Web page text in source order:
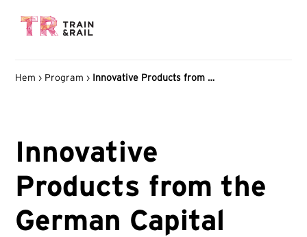
Hem › Program › Innovative Products from the German Capital Region
Innovative
Products from the
German Capital